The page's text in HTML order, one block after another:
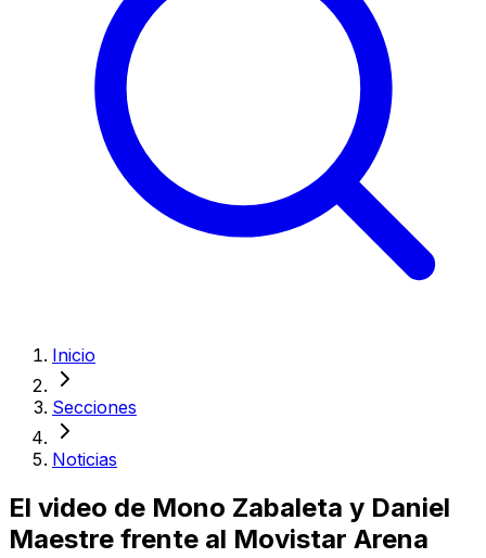
Inicio
Secciones
Noticias
El video de Mono Zabaleta y Daniel
Maestre frente al Movistar Arena